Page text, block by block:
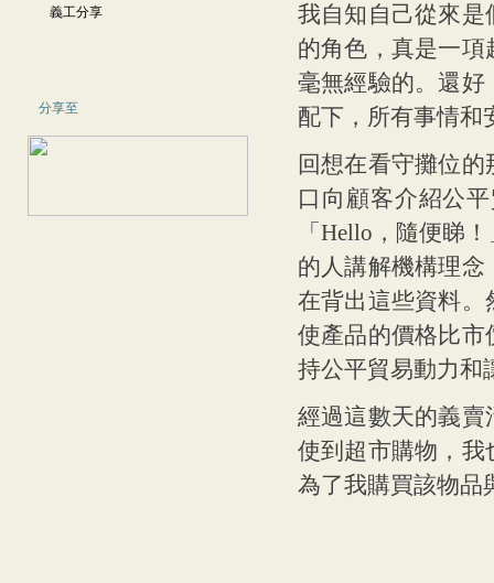
義工分享
分享至
我自知自己從來是
的角色，真是一
毫無經驗的。還好
配下，所有事情和
回想在看守攤位
口向顧客介紹公
「Hello，隨便睇
的人講解機構理
在背出這些資料。
使產品的價格比市
持公平貿易動力和
經過這數天的義賣
使到超市購物，我
為了我購買該物品